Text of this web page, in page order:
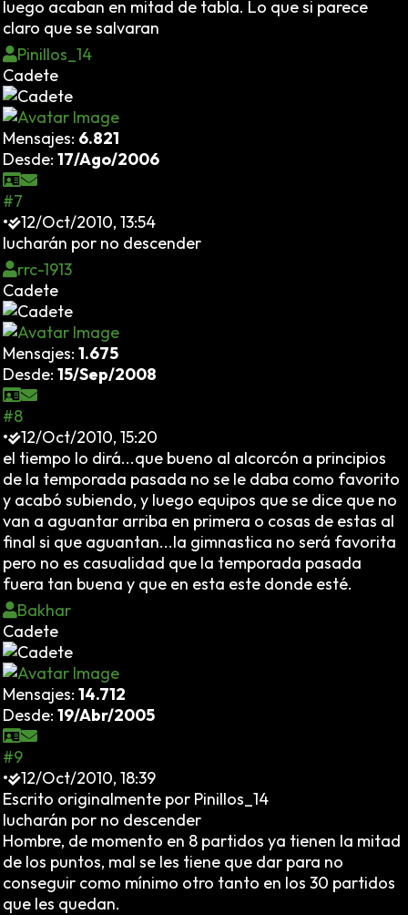
luego acaban en mitad de tabla. Lo que si parece
claro que se salvaran
Pinillos_14
Cadete
Mensajes: 6.821
Desde: 17/Ago/2006
#7
•
12/Oct/2010, 13:54
lucharán por no descender
rrc-1913
Cadete
Mensajes: 1.675
Desde: 15/Sep/2008
#8
•
12/Oct/2010, 15:20
el tiempo lo dirá...que bueno al alcorcón a principios
de la temporada pasada no se le daba como favorito
y acabó subiendo, y luego equipos que se dice que no
van a aguantar arriba en primera o cosas de estas al
final si que aguantan...la gimnastica no será favorita
pero no es casualidad que la temporada pasada
fuera tan buena y que en esta este donde esté.
Bakhar
Cadete
Mensajes: 14.712
Desde: 19/Abr/2005
#9
•
12/Oct/2010, 18:39
Escrito originalmente por Pinillos_14
lucharán por no descender
Hombre, de momento en 8 partidos ya tienen la mitad
de los puntos, mal se les tiene que dar para no
conseguir como mínimo otro tanto en los 30 partidos
que les quedan.